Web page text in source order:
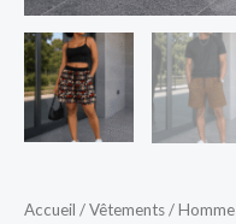
Accueil /Vêtements/Homme